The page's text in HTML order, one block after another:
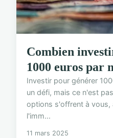
Combien
1000 euros par
Investir pour générer
un défi, mais ce n'est
options s'offrent à vous,
l'imm...
11 mars 2025